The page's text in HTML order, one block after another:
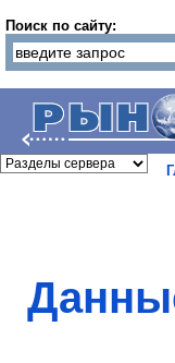
Поиск по сайту: